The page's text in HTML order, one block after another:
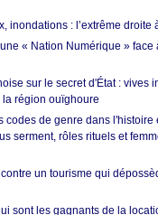
inondations : l’extrême droite
« Nation Numérique » face
sur le secret d'État : vives
région ouïghoure
codes de genre dans l'histoire
serment, rôles rituels et
un tourisme qui
sont les gagnants de la